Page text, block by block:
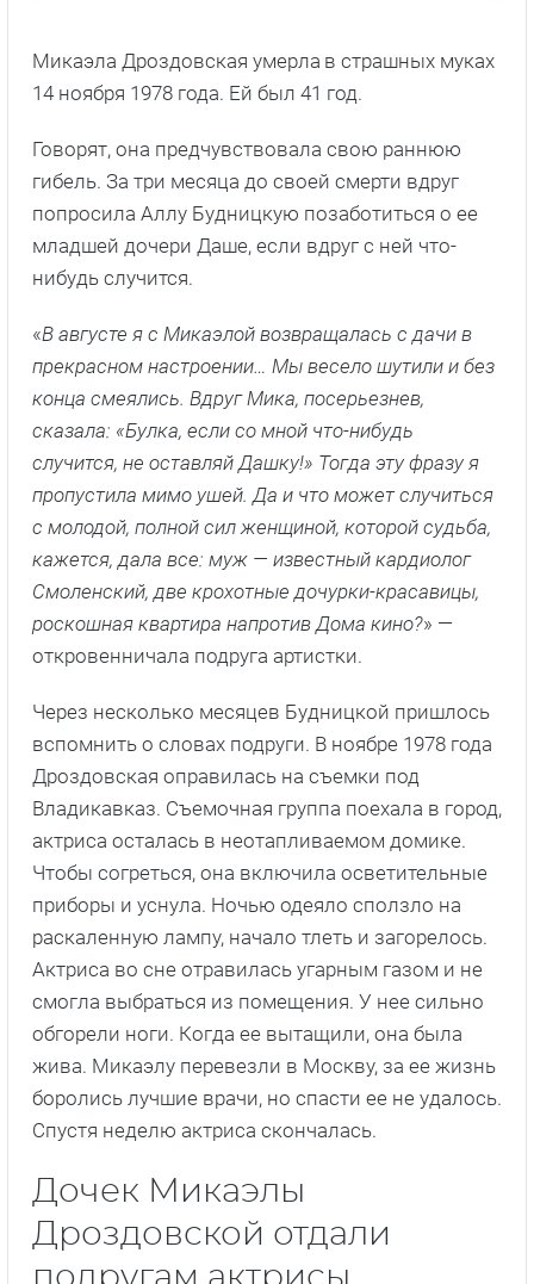
Микаэла Дроздовская умерла в страшных муках
14 ноября 1978 года. Ей был 41 год.
Говорят, она предчувствовала свою раннюю
гибель. За три месяца до своей смерти вдруг
попросила Аллу Будницкую позаботиться о ее
младшей дочери Даше, если вдруг с ней что-
нибудь случится.
«В августе я с Микаэлой возвращалась с дачи в
прекрасном настроении… Мы весело шутили и без
конца смеялись. Вдруг Мика, посерьезнев,
сказала: «Булка, если со мной что-нибудь
случится, не оставляй Дашку!» Тогда эту фразу я
пропустила мимо ушей. Да и что может случиться
с молодой, полной сил женщиной, которой судьба,
кажется, дала все: муж — известный кардиолог
Смоленский, две крохотные дочурки-красавицы,
роскошная квартира напротив Дома кино?» —
откровенничала подруга артистки.
Через несколько месяцев Будницкой пришлось
вспомнить о словах подруги. В ноябре 1978 года
Дроздовская оправилась на съемки под
Владикавказ. Съемочная группа поехала в город,
актриса осталась в неотапливаемом домике.
Чтобы согреться, она включила осветительные
приборы и уснула. Ночью одеяло сползло на
раскаленную лампу, начало тлеть и загорелось.
Актриса во сне отравилась угарным газом и не
смогла выбраться из помещения. У нее сильно
обгорели ноги. Когда ее вытащили, она была
жива. Микаэлу перевезли в Москву, за ее жизнь
боролись лучшие врачи, но спасти ее не удалось.
Спустя неделю актриса скончалась.
Дочек Микаэлы
Дроздовской отдали